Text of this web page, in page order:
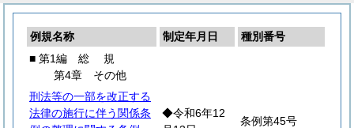
例規名称 制定年月日
種別番号
■ 第1編 総 規
第4章 その他
刑法等の一部を改正する
法律の施行に伴う関係条
◆令和6年12
条例第45号